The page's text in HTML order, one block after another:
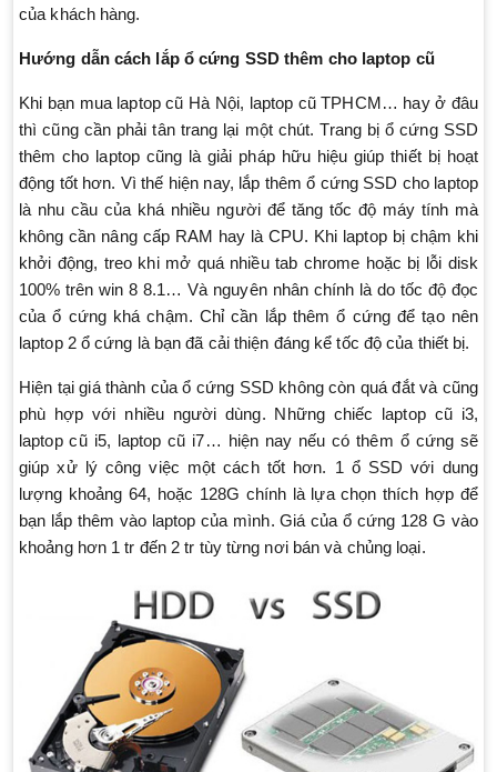
của khách hàng.
Hướng dẫn cách lắp ổ cứng SSD thêm cho laptop cũ
Khi bạn mua laptop cũ Hà Nội, laptop cũ TPHCM… hay ở đâu
thì cũng cần phải tân trang lại một chút. Trang bị ổ cứng SSD
thêm cho laptop cũng là giải pháp hữu hiệu giúp thiết bị hoạt
động tốt hơn. Vì thế hiện nay, lắp thêm ổ cứng SSD cho laptop
là nhu cầu của khá nhiều người để tăng tốc độ máy tính mà
không cần nâng cấp RAM hay là CPU. Khi laptop bị chậm khi
khởi động, treo khi mở quá nhiều tab chrome hoặc bị lỗi disk
100% trên win 8 8.1… Và nguyên nhân chính là do tốc độ đọc
của ổ cứng khá chậm. Chỉ cần lắp thêm ổ cứng để tạo nên
laptop 2 ổ cứng là bạn đã cải thiện đáng kể tốc độ của thiết bị.
Hiện tại giá thành của ổ cứng SSD không còn quá đắt và cũng
phù hợp với nhiều người dùng. Những chiếc laptop cũ i3,
laptop cũ i5, laptop cũ i7… hiện nay nếu có thêm ổ cứng sẽ
giúp xử lý công việc một cách tốt hơn. 1 ổ SSD với dung
lượng khoảng 64, hoặc 128G chính là lựa chọn thích hợp để
bạn lắp thêm vào laptop của mình. Giá của ổ cứng 128 G vào
khoảng hơn 1 tr đến 2 tr tùy từng nơi bán và chủng loại.